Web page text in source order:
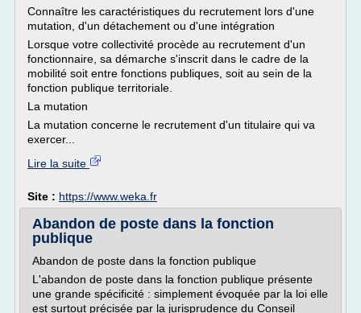
Connaître les caractéristiques du recrutement lors d'une
mutation, d'un détachement ou d'une intégration
Lorsque votre collectivité procède au recrutement d'un
fonctionnaire, sa démarche s'inscrit dans le cadre de la
mobilité soit entre fonctions publiques, soit au sein de la
fonction publique territoriale.
La mutation
La mutation concerne le recrutement d'un titulaire qui va
exercer...
Lire la suite
Site : https://www.weka.fr
Abandon de poste dans la fonction
publique
Abandon de poste dans la fonction publique
L'abandon de poste dans la fonction publique présente
une grande spécificité : simplement évoquée par la loi elle
est surtout précisée par la jurisprudence du Conseil